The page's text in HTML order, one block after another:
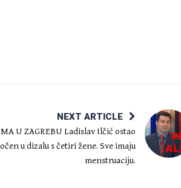
NEXT ARTICLE
U ZAGREBU Ladislav Ilčić ostao
u dizalu s četiri žene. Sve imaju
menstruaciju.